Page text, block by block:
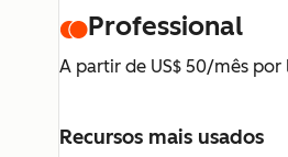
Professional
A partir de US$ 50/mês por
Recursos mais usados